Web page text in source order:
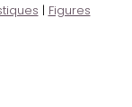
| Figures